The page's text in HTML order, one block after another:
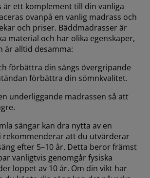
är ett komplement till din vanliga
ovanpå en vanlig madrass och
och priser. Bäddmadrasser är
material och har olika egenskaper,
är alltid desamma:
förbättra din sängs övergripande
förbättra din sömnkvalitet.
underliggande madrassen så att
sängar kan dra nytta av en
rekommenderar att du utvärderar
efter 5–10 år. Detta beror främst
vanligtvis genomgår fysiska
loppet av 10 år. Om din vikt har